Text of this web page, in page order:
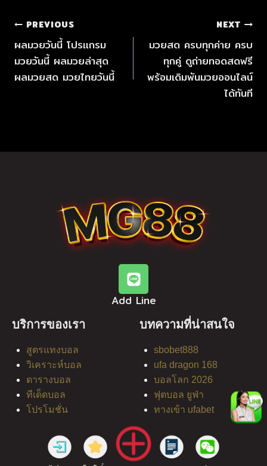
PREVIOUS
ผลมวยวันนี้ โปรแกรม
มวยวันนี้ ผลมวยล่าสุด
ผลมวยสด มวยไทยวันนี้
NEXT
มวยสด ครบทุกค่าย ครบ
ทุกคู่ ดูถ่ายทอดสดฟรี
พร้อมเดิมพันมวยออนไลน์
ได้ทันที
Add Line
บริการของเรา
สูตรแทงบอล
วิเคราะห์บอล
ตารางบอล
ทีเด็ดบอล
โปรโมชั่น
บทความที่น่าสนใจ
sbobet888
ufa dragon 168
บอลโลก 2026
ฟุตบอล ยูฟ่า
ทางเข้า ufabet
© Copyright 2026 All rights reserved